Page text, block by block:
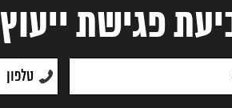
פגישת ייעוץ